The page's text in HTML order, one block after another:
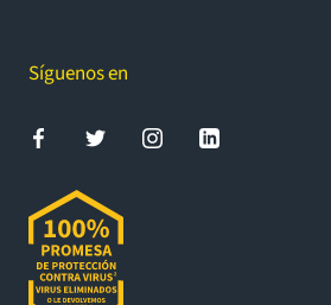
Síguenos en